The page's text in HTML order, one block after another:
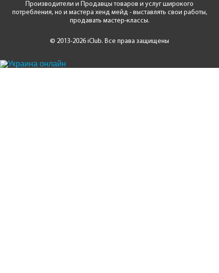
Производители и Продавцы товаров и услуг широкого
потребления, но и мастера хенд мейд - выставлять свои работы,
продавать мастер-классы.
© 2013-2026 iClub. Все права защищены